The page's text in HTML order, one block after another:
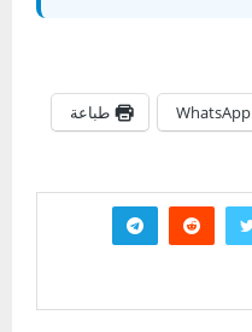
WhatsApp طباعة